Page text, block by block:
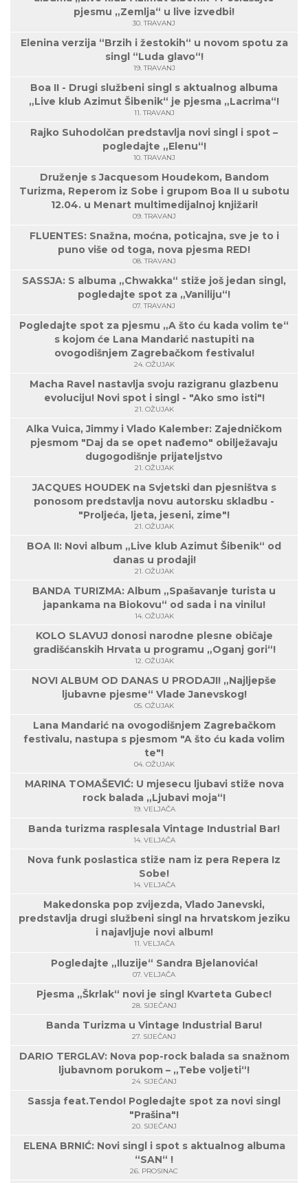
pjesmu „Zemlja“ u live izvedbi!
30. TRAVANJ
Elenina verzija “Brzih i žestokih“ u novom spotu za
singl “Luda glavo“!
19. TRAVANJ
Boa II - Drugi službeni singl s aktualnog albuma
„Live klub Azimut Šibenik“ je pjesma „Lacrima“!
11. TRAVANJ
Rajko Suhodolčan predstavlja novi singl i spot –
pogledajte „Elenu“!
10. TRAVANJ
Druženje s Jacquesom Houdekom, Bandom
Turizma, Reperom iz Sobe i grupom Boa II u subotu
12.04. u Menart multimedijalnoj knjižari!
09. TRAVANJ
FLUENTES: Snažna, moćna, poticajna, sve je to i
puno više od toga, nova pjesma RED!
08. TRAVANJ
SASSJA: S albuma „Chwakka“ stiže još jedan singl,
pogledajte spot za „Vaniliju“!
07. TRAVANJ
Pogledajte spot za pjesmu „A što ću kada volim te“
s kojom će Lana Mandarić nastupiti na
ovogodišnjem Zagrebačkom festivalu!
24. OŽUJAK
Macha Ravel nastavlja svoju razigranu glazbenu
evoluciju! Novi spot i singl - "Ako smo isti"!
21. OŽUJAK
Alka Vuica, Jimmy i Vlado Kalember: Zajedničkom
pjesmom "Daj da se opet nađemo" obilježavaju
dugogodišnje prijateljstvo
21. OŽUJAK
JACQUES HOUDEK na Svjetski dan pjesništva s
ponosom predstavlja novu autorsku skladbu -
"Proljeća, ljeta, jeseni, zime"!
21. OŽUJAK
BOA II: Novi album „Live klub Azimut Šibenik“ od
danas u prodaji!
21. OŽUJAK
BANDA TURIZMA: Album „Spašavanje turista u
japankama na Biokovu“ od sada i na vinilu!
14. OŽUJAK
KOLO SLAVUJ donosi narodne plesne običaje
gradišćanskih Hrvata u programu „Oganj gori“!
12. OŽUJAK
NOVI ALBUM OD DANAS U PRODAJI! „Najljepše
ljubavne pjesme“ Vlade Janevskog!
05. OŽUJAK
Lana Mandarić na ovogodišnjem Zagrebačkom
festivalu, nastupa s pjesmom "A što ću kada volim
te"!
04. OŽUJAK
MARINA TOMAŠEVIĆ: U mjesecu ljubavi stiže nova
rock balada „Ljubavi moja“!
19. VELJAČA
Banda turizma rasplesala Vintage Industrial Bar!
14. VELJAČA
Nova funk poslastica stiže nam iz pera Repera Iz
Sobe!
14. VELJAČA
Makedonska pop zvijezda, Vlado Janevski,
predstavlja drugi službeni singl na hrvatskom jeziku
i najavljuje novi album!
11. VELJAČA
Pogledajte „Iluzije“ Sandra Bjelanovića!
07. VELJAČA
Pjesma „Škrlak“ novi je singl Kvarteta Gubec!
28. SIJEČANJ
Banda Turizma u Vintage Industrial Baru!
27. SIJEČANJ
DARIO TERGLAV: Nova pop-rock balada sa snažnom
ljubavnom porukom – „Tebe voljeti“!
24. SIJEČANJ
Sassja feat.Tendo! Pogledajte spot za novi singl
"Prašina"!
20. SIJEČANJ
ELENA BRNIĆ: Novi singl i spot s aktualnog albuma
“SAN“ !
26. PROSINAC